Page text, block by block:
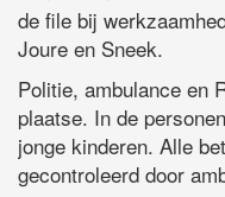
de file bij
Joure en Sneek.
Politie, ambulance en
plaatse. In de
jonge kinderen. Alle
gecontroleerd door